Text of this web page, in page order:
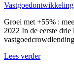
Vastgoedontwikkeling
Groei met +55% :
2022 In de eerste
Lees verder